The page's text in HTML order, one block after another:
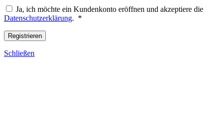
Ja, ich möchte ein Kundenkonto eröffnen und akzeptiere die
Datenschutzerklärung. *
Registrieren
Schließen